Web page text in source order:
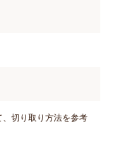
切り取り方法を参考